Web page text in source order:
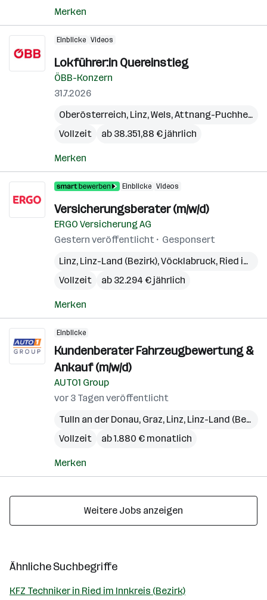
Merken
Einblicke Videos
Lokführer:in Quereinstieg
ÖBB-Konzern
31.7.2026
Oberösterreich, Linz,Wels,Attnang-Puchheim
Vollzeit
ab 38.351,88 € jährlich
Merken
Einblicke Videos
Versicherungsberater (m/w/d)
ERGO Versicherung AG
Gestern veröffentlicht
Gesponsert
Linz, Linz-Land (Bezirk),Vöcklabruck, Ried im Innkreis
Vollzeit
ab 32.294 € jährlich
Merken
Einblicke
Kundenberater Fahrzeugbewertung &
Ankauf (m/w/d)
AUTO1 Group
vor 3 Tagen veröffentlicht
Tulln an der Donau, Graz, Linz, Linz-Land (Bezirk)
Vollzeit
ab 1.880 € monatlich
Merken
Weitere Jobs anzeigen
Ähnliche Suchbegriffe
KFZ Techniker in Ried im Innkreis (Bezirk)